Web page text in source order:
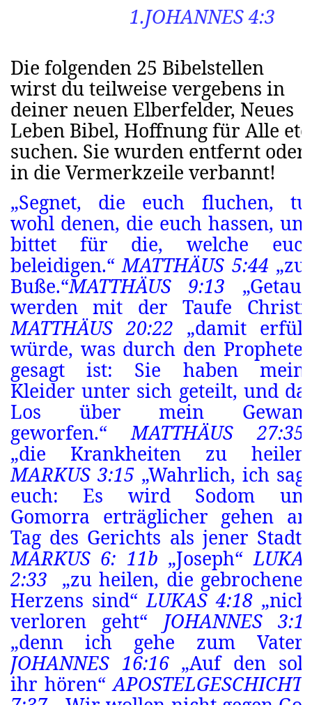
1.JOHANNES 4:3
Die folgenden 25 Bibelstellen
wirst du teilweise vergebens in
deiner neuen Elberfelder, Neues
Leben Bibel, Hoffnung für Alle
suchen. Sie wurden entfernt oder
in die Vermerkzeile verbannt!
„Segnet, die euch fluchen,
wohl denen, die euch hassen,
bittet für die, welche
beleidigen.“MATTHÄUS 5:44
Buße.“MATTHÄUS 9:13
werden mit der Taufe
MATTHÄUS 20:22 „damit
würde, was durch den
gesagt ist: Sie haben
Kleider unter sich geteilt, und
Los über mein
geworfen.“MATTHÄUS
„die Krankheiten zu
MARKUS 3:15„Wahrlich, ich
euch: Es wird Sodom
Gomorra erträglicher gehen
Tag des Gerichts als jener
MARKUS 6: 11b „Joseph“
2:33
„zu heilen, die
Herzens sind“LUKAS 4:18
verloren geht“ JOHANNES
„denn ich gehe zum
JOHANNES 16:16„Auf den
ihr hören“